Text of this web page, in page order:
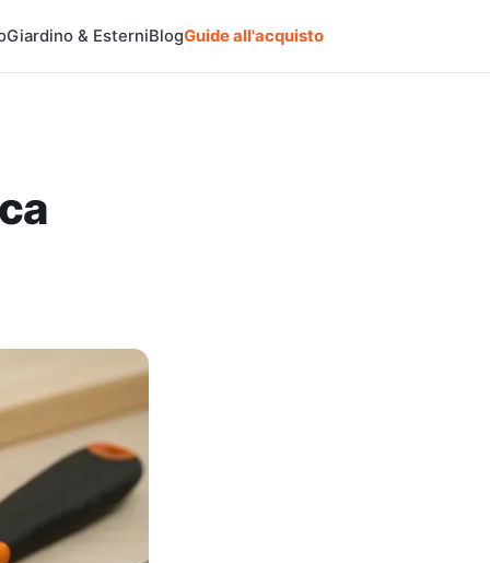
Giardino & EsterniBlogGuide all'acquisto